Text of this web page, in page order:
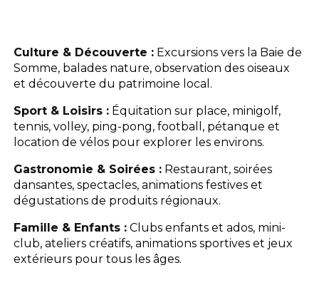
Culture & Découverte : Excursions vers la Baie de
Somme, balades nature, observation des oiseaux
et découverte du patrimoine local.
Sport & Loisirs : Équitation sur place, minigolf,
tennis, volley, ping-pong, football, pétanque et
location de vélos pour explorer les environs.
Gastronomie & Soirées : Restaurant, soirées
dansantes, spectacles, animations festives et
dégustations de produits régionaux.
Famille & Enfants : Clubs enfants et ados, mini-
club, ateliers créatifs, animations sportives et jeux
extérieurs pour tous les âges.